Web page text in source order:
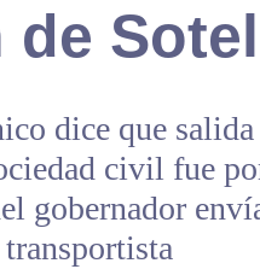
dice que
civil fue
gobernador